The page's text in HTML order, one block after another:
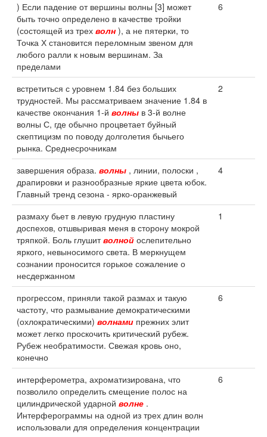
) Если падение от вершины волны [3] может
быть точно определено в качестве тройки
(состоящей из трех волн ), а не пятерки, то
Точка Х становится переломным звеном для
любого ралли к новым вершинам. За
пределами
6
встретиться с уровнем 1.84 без больших
трудностей. Мы рассматриваем значение 1.84 в
качестве окончания 1-й волны в 3-й волне
волны С, где обычно процветает буйный
скептицизм по поводу долголетия бычьего
рынка. Среднесрочникам
2
завершения образа. волны , линии, полоски ,
драпировки и разнообразные яркие цвета юбок.
Главный тренд сезона - ярко-оранжевый
4
размаху бьет в левую грудную пластину
доспехов, отшвыривая меня в сторону мокрой
тряпкой. Боль глушитволной ослепительно
яркого, невыносимого света. В меркнущем
сознании проносится горькое сожаление о
несдержанном
1
прогрессом, приняли такой размах и такую
частоту, что размывание демократическими
(охлократическими) волнами прежних элит
может легко проскочить критический рубеж.
Рубеж необратимости. Свежая кровь оно,
конечно
6
интерферометра, ахроматизирована, что
позволило определить смещение полос на
цилиндрической ударной волне .
Интерферограммы на одной из трех длин волн
использовали для определения концентрации
6